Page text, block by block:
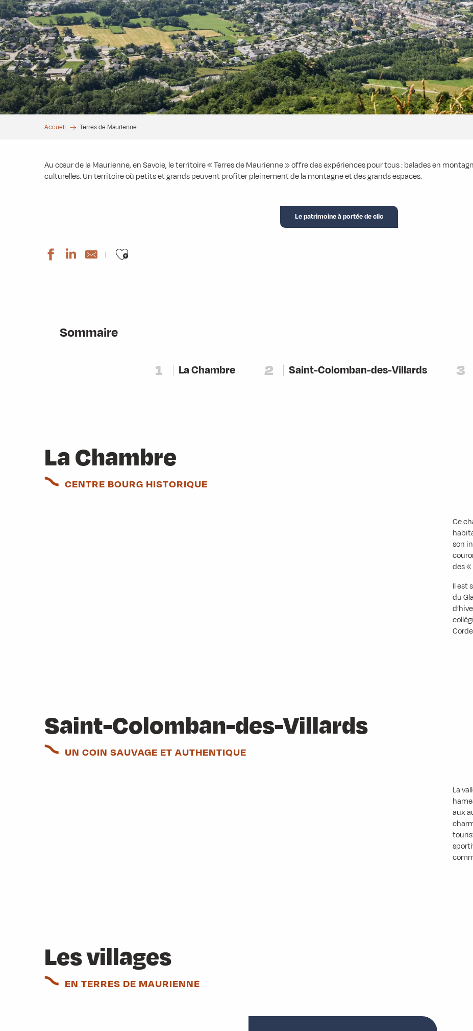
Accueil Terres de Maurienne
Au cœur de la Maurienne, en Savoie, le territoire « Terres de Maurienne » offre des expériences pour tous : balades en
culturelles. Un territoire où petits et grands peuvent profiter pleinement de la montagne et des grands espaces.
Le patrimoine à portée de clic
Ajouter aux favoris
Sommaire
1 La Chambre 2 Saint-Colomban-des-Villards 3
La Chambre
CENTRE BOURG HISTORIQUE
Ce
son
des «
Il est
du
Saint-Colomban-des-Villards
UN COIN SAUVAGE ET AUTHENTIQUE
La
aux
Les villages
EN TERRES DE MAURIENNE